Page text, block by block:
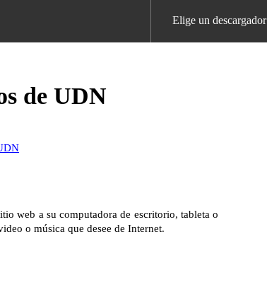
Elige un descargador
de UDN
web a su computadora de escritorio, tableta o
o música que desee de Internet.